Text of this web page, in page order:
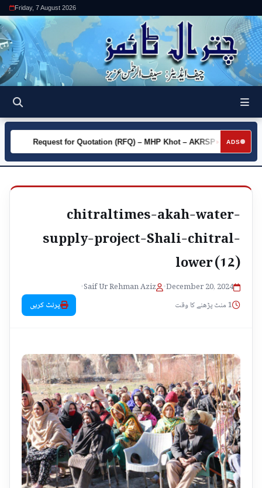
Friday, 7 August 2026
ADS
►
Request for Quotation (RFQ) – MHP Khot – AKRSP
chitraltimes-akah-water-
supply-project-Shali-chitral-
lower (12)
December 20, 2024
•
Saif Ur Rehman Aziz
•
1 منٹ پڑھنے کا وقت
پرنٹ کریں